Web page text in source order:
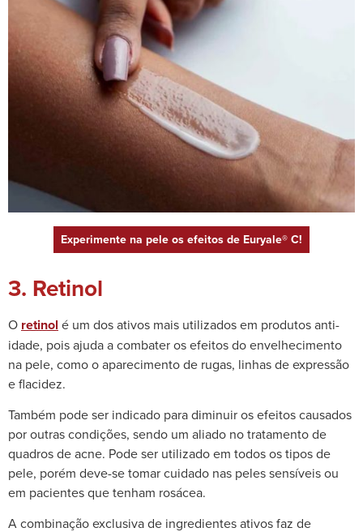
Experimente na pele os efeitos de Euryale® C!
3. Retinol
O retinol é um dos ativos mais utilizados em produtos anti-
idade, pois ajuda a combater os efeitos do envelhecimento
na pele, como o aparecimento de rugas, linhas de expressão
e flacidez.
Também pode ser indicado para diminuir os efeitos causados
por outras condições, sendo um aliado no tratamento de
quadros de acne. Pode ser utilizado em todos os tipos de
pele, porém deve-se tomar cuidado nas peles sensíveis ou
em pacientes que tenham rosácea.
A combinação exclusiva de ingredientes ativos faz de